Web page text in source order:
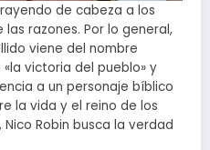
de cabeza a los
razones. Por lo general,
viene del nombre
«la victoria del pueblo» y
a un personaje bíblico
la vida y el reino de los
Robin busca la verdad